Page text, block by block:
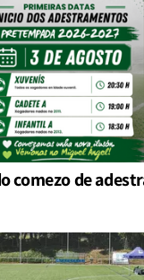
comezo de